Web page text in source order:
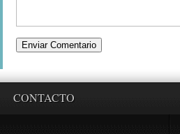
CONTACTO